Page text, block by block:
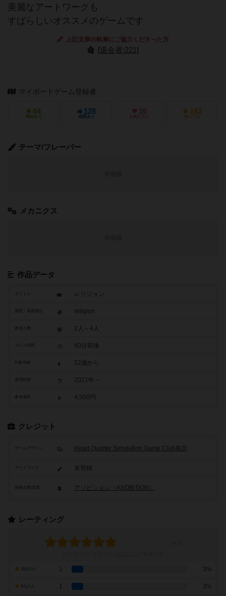
美麗なアートワークも
すばらしいオススメのゲームです
上記文章の執筆にご協力くださった方
[退会者:221]
マイボードゲーム登録者
64
興味あり
128
経験あり
16
お気に入り
143
持ってる
テーマ/フレーバー
メカニクス
作品データ
タイトル レリジョン
religion
参加人数 2人～4人
60分前後
12歳から
2021年～
参考価格 4,500円
クレジット
ゲームデザイン Head Quarter Simulation Game Club有志
アートワーク 未登録
アソビション（ASOBiTiON）
レーティング
1 3%
1 3%